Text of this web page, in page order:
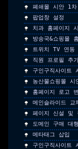
폐쇄몰 시안 1차
팝업창 설정
치과 홈페이지
방송국&쇼핑몰
트위치 TV 연동
직원 프로필 추
구인구직사이트
농산물쇼핑몰
홈페이지 로고
메인슬라이드 교
페이지 신설 및
도메인 구매 대
메타태그 삽입
구인구직사이트